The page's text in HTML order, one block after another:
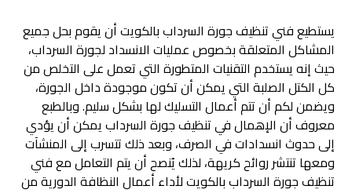
يستطيع فني تنظيف جورة السرداب بالكويت أن يقوم بحل جميع
المشاكل المتعلقة بخصوص عمليات الانسداد لجورة السرداب،
حيث إنه يستخدم التقنيات المتطورة التي تعمل على التخلص من
كل الكتل الصلبة التي يمكن أن تكون موجودة داخل الجورة،
ويضمن لكم أن تتم أعمال التسليك لها بشكل سليم. وبالطبع
معروف أن الإهمال في تنظيف جورة السرداب يمكن أن يؤدي
إلى حدوث انسدادات في الصرف، وبعد ذلك تتسرب إلى المنشآت
ومعها تنتشر روائح كريهة، لذلك يُنصح أن يتم التعامل مع فني
تنظيف جورة السرداب بالكويت لأداء أعمال النظافة الدورية من